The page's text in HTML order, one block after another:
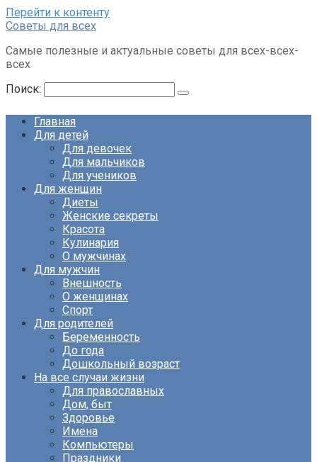
Перейти к контенту
Советы для всех
Самые полезные и актуальные советы для всех-всех-
всех
Поиск:
Главная
Для детей
Для девочек
Для мальчиков
Для учеников
Для женщин
Диеты
Женские секреты
Красота
Кулинария
О мужчинах
Для мужчин
Внешность
О женщинах
Спорт
Для родителей
Беременность
До года
Дошкольный возраст
На все случаи жизни
Для православных
Дом, быт
Здоровье
Имена
Компьютеры
Праздники